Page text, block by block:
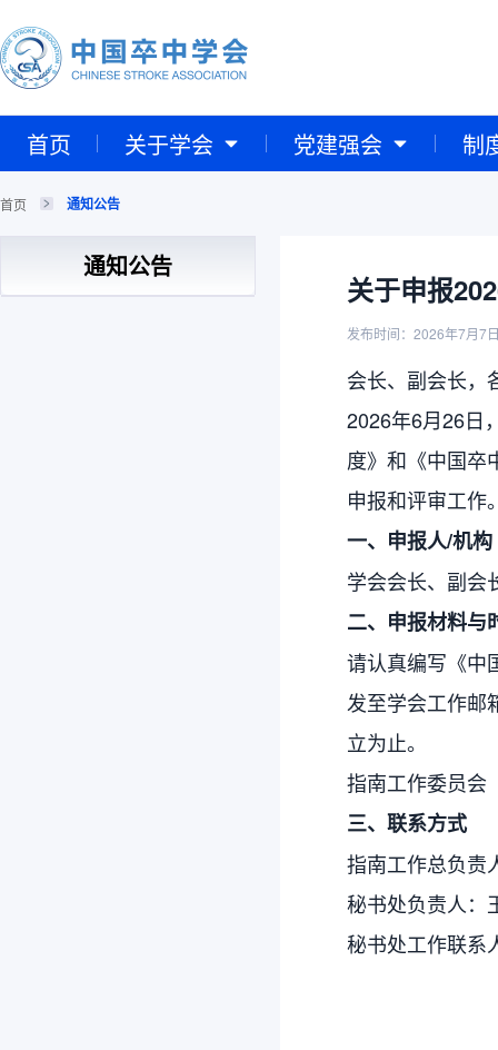
首页 关于学会 党建强会 制
首页 通知公告
通知公告
关于申报
发布时间：2026年7月7
会长、副会长，
2026年6月26日
度》和《中国卒
申报和评审工作
一、申报人/机构
学会会长、副会
二、申报材料与
请认真编写《中
发至学会工作邮
立为止。
指南工作委员会
三、联系方式
指南工作总负责
秘书处负责人：
秘书处工作联系